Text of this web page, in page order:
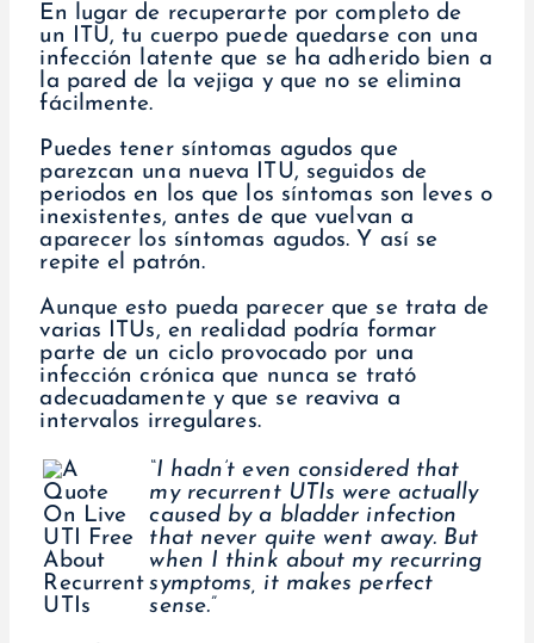
En lugar de recuperarte por completo de
un ITU, tu cuerpo puede quedarse con una
infección latente que se ha adherido bien a
la pared de la vejiga y que no se elimina
fácilmente.
Puedes tener síntomas agudos que
parezcan una nueva ITU, seguidos de
periodos en los que los síntomas son leves o
inexistentes, antes de que vuelvan a
aparecer los síntomas agudos. Y así se
repite el patrón.
Aunque esto pueda parecer que se trata de
varias ITUs, en realidad podría formar
parte de un ciclo provocado por una
infección crónica que nunca se trató
adecuadamente y que se reaviva a
intervalos irregulares.
“I hadn’t even considered that
my recurrent UTIs were actually
caused by a bladder infection
that never quite went away. But
when I think about my recurring
symptoms, it makes perfect
sense.”